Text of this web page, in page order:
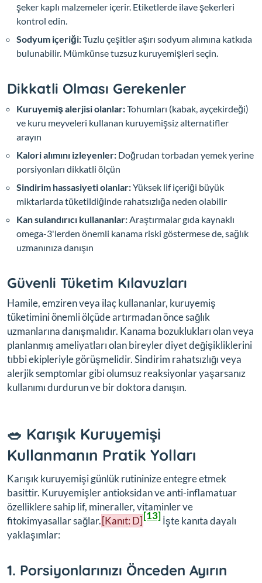
şeker kaplı malzemeler içerir. Etiketlerde ilave şekerleri
kontrol edin.
Sodyum içeriği:Tuzlu çeşitler aşırı sodyum alımına katkıda
bulunabilir. Mümkünse tuzsuz kuruyemişleri seçin.
Dikkatli Olması Gerekenler
Kuruyemiş alerjisi olanlar:Tohumları (kabak, ayçekirdeği)
ve kuru meyveleri kullanan kuruyemişsiz alternatifler
arayın
Kalori alımını izleyenler: Doğrudan torbadan yemek yerine
porsiyonları dikkatli ölçün
Sindirim hassasiyeti olanlar:Yüksek lif içeriği büyük
miktarlarda tüketildiğinde rahatsızlığa neden olabilir
Kan sulandırıcı kullananlar: Araştırmalar gıda kaynaklı
omega-3'lerden önemli kanama riski göstermese de, sağlık
uzmanınıza danışın
Güvenli Tüketim Kılavuzları
Hamile, emziren veya ilaç kullananlar, kuruyemiş
tüketimini önemli ölçüde artırmadan önce sağlık
uzmanlarına danışmalıdır. Kanama bozuklukları olan veya
planlanmış ameliyatları olan bireyler diyet değişikliklerini
tıbbi ekipleriyle görüşmelidir. Sindirim rahatsızlığı veya
alerjik semptomlar gibi olumsuz reaksiyonlar yaşarsanız
kullanımı durdurun ve bir doktora danışın.
🥗 Karışık Kuruyemişi
Kullanmanın Pratik Yolları
Karışık kuruyemişi günlük rutininize entegre etmek
basittir. Kuruyemişler antioksidan ve anti-inflamatuar
özelliklere sahip lif, mineraller, vitaminler ve
fitokimyasallar sağlar.[Kanıt: D][13]İşte kanıta dayalı
yaklaşımlar:
1. Porsiyonlarınızı Önceden Ayırın